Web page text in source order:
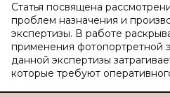
Статья посвящена
проблем назначения и
экспертизы. В работе
применения фотопортретной
данной экспертизы
которые требуют